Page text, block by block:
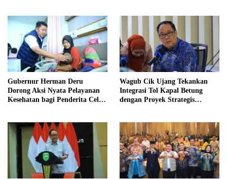
Gubernur Herman Deru
Dorong Aksi Nyata Pelayanan
Kesehatan bagi Penderita Celah
Wagub Cik Ujang Tekankan
Integrasi Tol Kapal Betung
dengan Proyek Strategis